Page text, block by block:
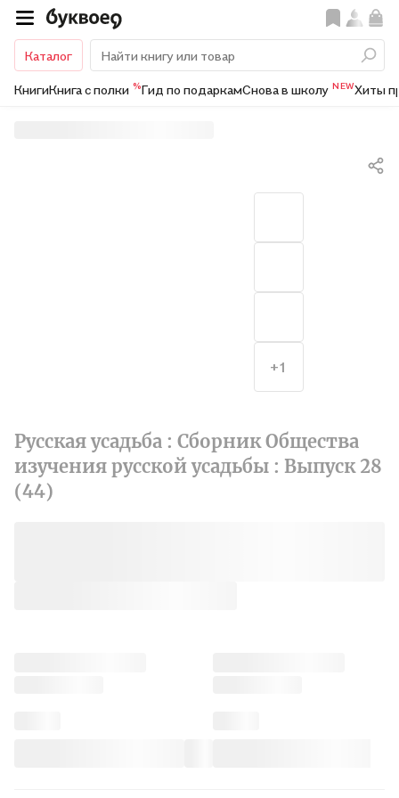
Каталог
КнигиКнига с полки %Гид по подаркамСнова в школу NEWХиты
Русская усадьба : Сборник Общества
изучения русской усадьбы : Выпуск 28
(44)
+1